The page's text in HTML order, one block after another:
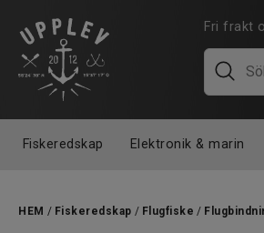
Fri frakt
Fiskeredskap Elektronik & marin
HEM / Fiskeredskap / Flugfiske /